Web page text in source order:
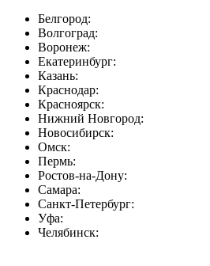
Белгород:
Волгоград:
Воронеж:
Екатеринбург:
Казань:
Краснодар:
Красноярск:
Нижний Новгород:
Новосибирск:
Омск:
Пермь:
Ростов-на-Дону:
Самара:
Санкт-Петербург:
Уфа:
Челябинск: